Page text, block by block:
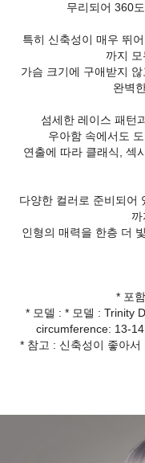
무리되어 360
특히 신축성이 매우 뛰
까지
가슴 크기에 구애받지
완벽
섬세한 레이스 패턴
우아함 속에서도
연출에 따라 클래식, 섹
다양한 컬러로 준비되어
인형의 매력을 한층 더
* 포
* 모델 : * 모델 : Trinity
circumference: 13-
* 참고 : 신축성이 좋아